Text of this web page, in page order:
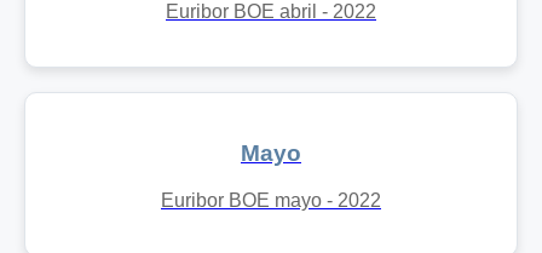
Euribor BOE abril - 2022
Mayo
Euribor BOE mayo - 2022